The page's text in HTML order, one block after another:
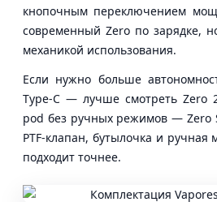
кнопочным переключением
современный Zero по зарядке,
механикой использования.
Если нужно больше
Type-C — лучше смотреть Zero
pod без ручных режимов — Zero
PTF-клапан, бутылочка и
подходит точнее.